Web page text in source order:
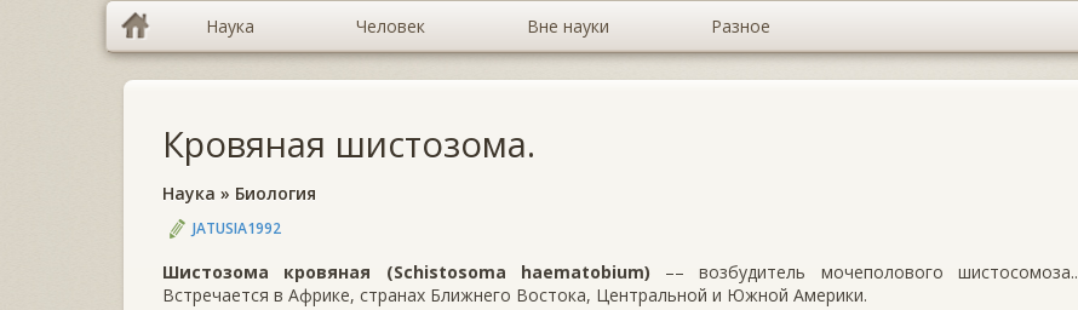
Наука Человек Вне науки Разное
Кровяная шистозома.
Наука » Биология
JATUSIA1992
Шистозома кровяная (Schistosoma haematobium) –– возбудитель мочеполового шистосомоза..
Встречается в Африке, странах Ближнего Востока, Центральной и Южной Америки.